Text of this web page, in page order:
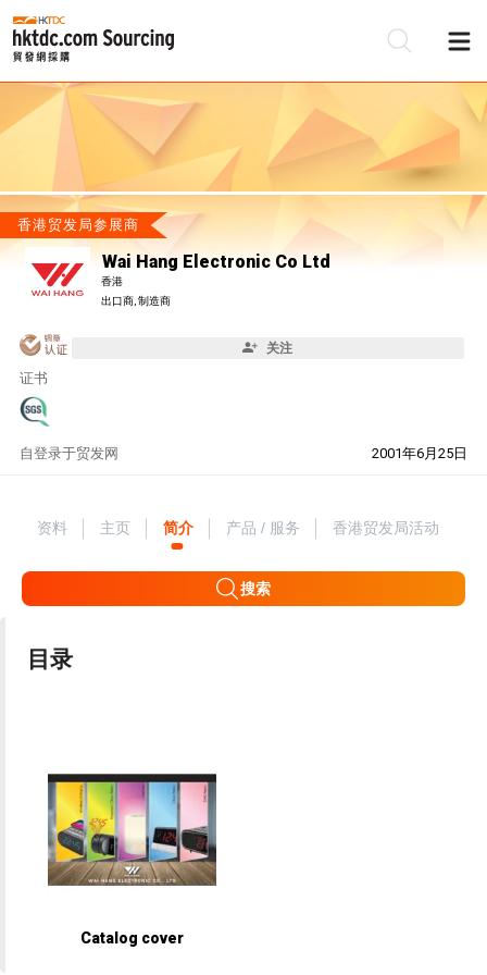
香港贸发局参展商
Wai Hang Electronic Co Ltd
香港
出口商, 制造商
关注
证书
自 2001年6月25日
登录于贸发网
资料 主页 简介 产品 / 服务 香港贸发局活动
搜索
目录
Catalog cover